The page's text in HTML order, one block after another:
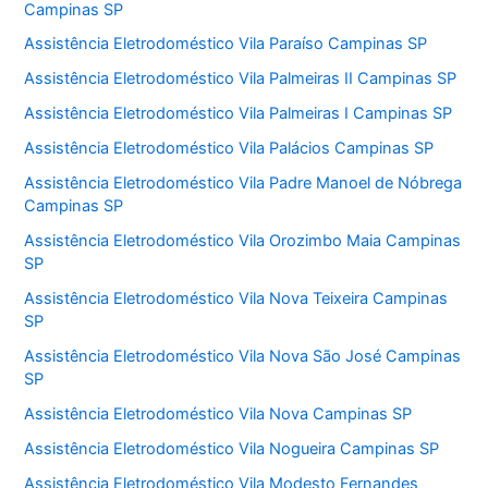
Campinas SP
Assistência Eletrodoméstico Vila Paraíso Campinas SP
Assistência Eletrodoméstico Vila Palmeiras II Campinas SP
Assistência Eletrodoméstico Vila Palmeiras I Campinas SP
Assistência Eletrodoméstico Vila Palácios Campinas SP
Assistência Eletrodoméstico Vila Padre Manoel de Nóbrega
Campinas SP
Assistência Eletrodoméstico Vila Orozimbo Maia Campinas
SP
Assistência Eletrodoméstico Vila Nova Teixeira Campinas
SP
Assistência Eletrodoméstico Vila Nova São José Campinas
SP
Assistência Eletrodoméstico Vila Nova Campinas SP
Assistência Eletrodoméstico Vila Nogueira Campinas SP
Assistência Eletrodoméstico Vila Modesto Fernandes